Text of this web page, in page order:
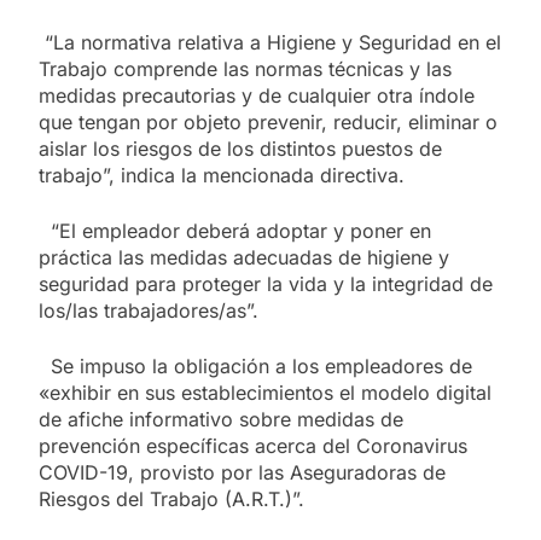
“La normativa relativa a Higiene y Seguridad en el
Trabajo comprende las normas técnicas y las
medidas precautorias y de cualquier otra índole
que tengan por objeto prevenir, reducir, eliminar o
aislar los riesgos de los distintos puestos de
trabajo”, indica la mencionada directiva.
“El empleador deberá adoptar y poner en
práctica las medidas adecuadas de higiene y
seguridad para proteger la vida y la integridad de
los/las trabajadores/as”.
Se impuso la obligación a los empleadores de
«exhibir en sus establecimientos el modelo digital
de afiche informativo sobre medidas de
prevención específicas acerca del Coronavirus
COVID-19, provisto por las Aseguradoras de
Riesgos del Trabajo (A.R.T.)”.